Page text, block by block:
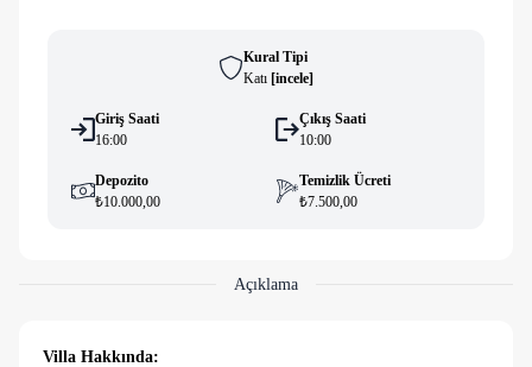
Kural Tipi
Katı [i̇ncele]
Giriş Saati
16:00
Çıkış Saati
10:00
Depozito
₺10.000,00
Temizlik Ücreti
₺7.500,00
Açıklama
Villa Hakkında: